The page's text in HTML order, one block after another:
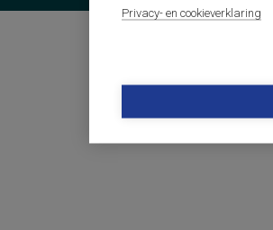
Privacy- en cookieverklaring